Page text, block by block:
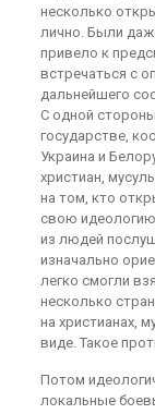
несколько
лично. Были
привело к
встречаться с
дальнейшего
С одной
государстве,
Украина и
христиан,
на том, кто
свою идеологию
из людей
изначально
легко смогли
несколько
на христианах,
виде. Такое
Потом
локальные